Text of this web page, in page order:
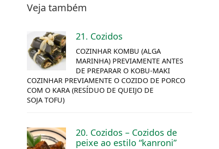
Veja também
21. Cozidos
COZINHAR KOMBU (ALGA
MARINHA) PREVIAMENTE ANTES
DE PREPARAR O KOBU-MAKI
COZINHAR PREVIAMENTE O COZIDO DE PORCO
COM O KARA (RESÍDUO DE QUEIJO DE
SOJA TOFU)
20. Cozidos – Cozidos de
peixe ao estilo “kanroni”